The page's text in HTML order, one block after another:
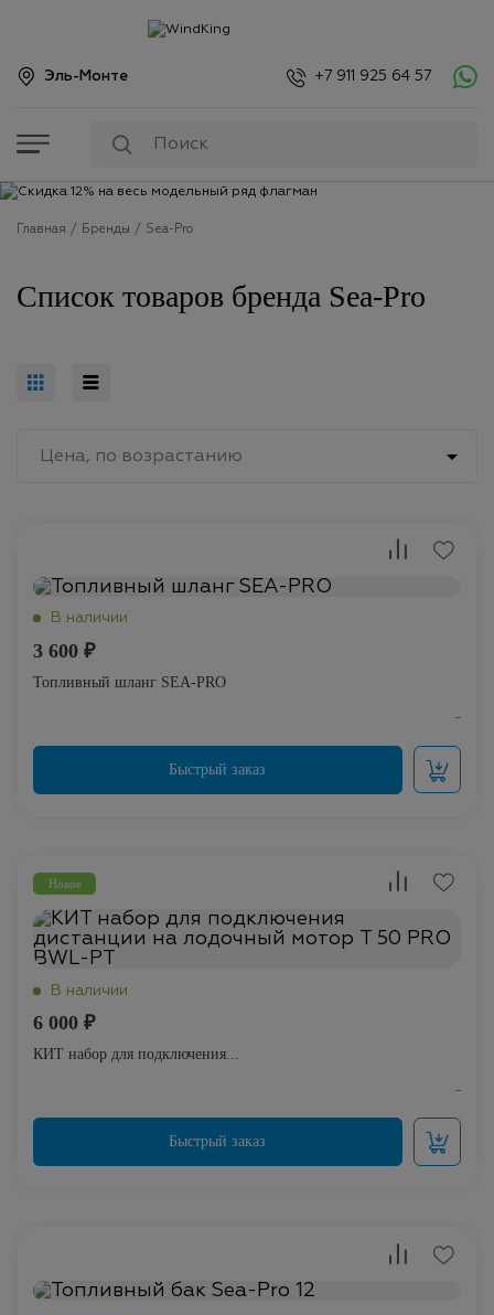
Эль-Монте +7 911 925 64 57
Главная Бренды Sea-Pro
Список товаров бренда Sea-Pro
Цена, по возрастанию 
3 600 ₽
Топливный шланг SEA-PRO
Новое
6 000 ₽
КИТ набор для подключения...